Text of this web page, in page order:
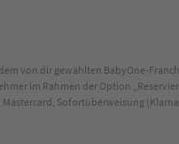
von dir gewählten BabyOne-
im Rahmen der Option
Sofortüberweisung